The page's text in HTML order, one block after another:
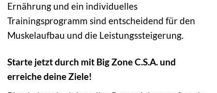
Ernährung und ein individuelles
Trainingsprogramm sind entscheidend für den
Muskelaufbau und die Leistungssteigerung.
Starte jetzt durch mit Big Zone C.S.A. und
erreiche deine Ziele!